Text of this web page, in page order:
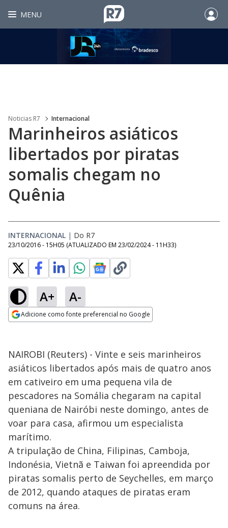
MENU
Noticias R7 Internacional
Marinheiros asiáticos
libertados por piratas
somalis chegam no
Quênia
INTERNACIONAL | Do R7
23/10/2016 - 15H05 (ATUALIZADO EM 23/02/2024 - 11H33)
A+ A-
Adicione como fonte preferencial no Google
NAIROBI (Reuters) - Vinte e seis marinheiros
asiáticos libertados após mais de quatro anos
em cativeiro em uma pequena vila de
pescadores na Somália chegaram na capital
queniana de Nairóbi neste domingo, antes de
voar para casa, afirmou um especialista
marítimo.
A tripulação de China, Filipinas, Camboja,
Indonésia, Vietnã e Taiwan foi apreendida por
piratas somalis perto de Seychelles, em março
de 2012, quando ataques de piratas eram
comuns na área.